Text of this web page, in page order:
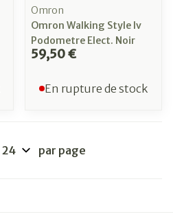
Omron
Omron Walking Style Iv
Podometre Elect. Noir
59,50 €
En rupture de stock
par page